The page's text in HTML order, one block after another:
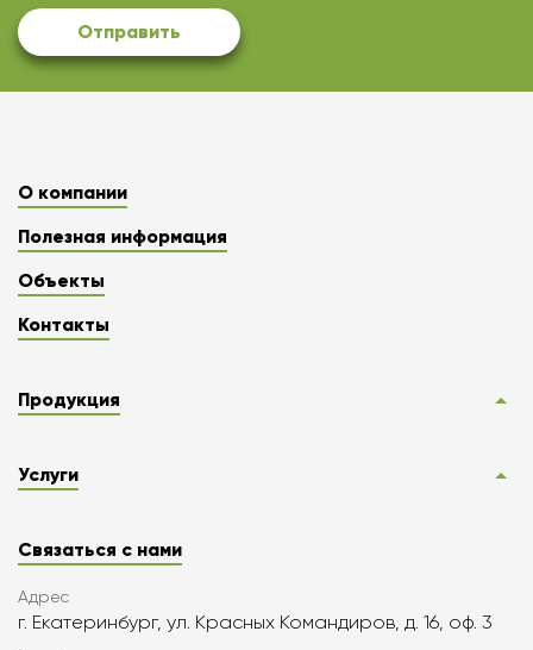
Отправить
О компании
Полезная информация
Объекты
Контакты
Продукция
Услуги
Связаться с нами
Адрес
г. Екатеринбург, ул. Красных Командиров, д. 16, оф. 3